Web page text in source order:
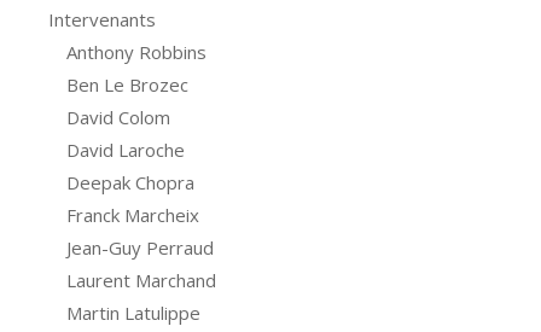
Intervenants
Anthony Robbins
Ben Le Brozec
David Colom
David Laroche
Deepak Chopra
Franck Marcheix
Jean-Guy Perraud
Laurent Marchand
Martin Latulippe